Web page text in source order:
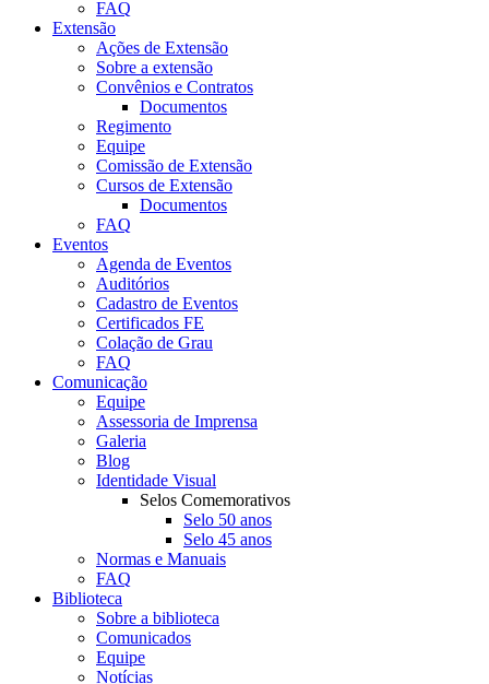
FAQ
Extensão
Ações de Extensão
Sobre a extensão
Convênios e Contratos
Documentos
Regimento
Equipe
Comissão de Extensão
Cursos de Extensão
Documentos
FAQ
Eventos
Agenda de Eventos
Auditórios
Cadastro de Eventos
Certificados FE
Colação de Grau
FAQ
Comunicação
Equipe
Assessoria de Imprensa
Galeria
Blog
Identidade Visual
Selos Comemorativos
Selo 50 anos
Selo 45 anos
Normas e Manuais
FAQ
Biblioteca
Sobre a biblioteca
Comunicados
Equipe
Notícias